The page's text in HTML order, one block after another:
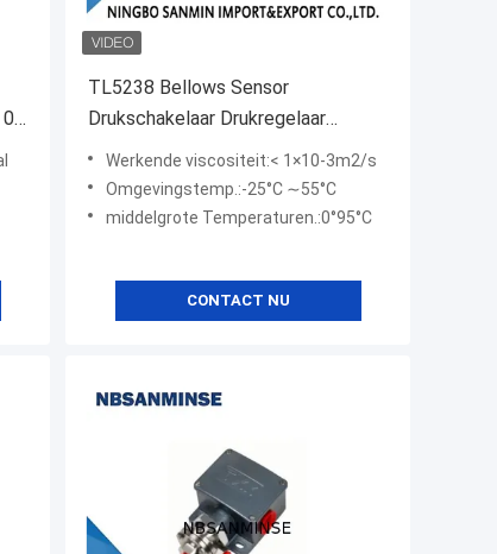
-
TL5238 Bellows Sensor
Drukschakelaar Drukregelaar
Verstelbaar
Werkende viscositeit:< 1×10-3m2/s
Omgevingstemp.:-25°C ∼55°C
middelgrote Temperaturen.:0°95°C
CONTACT NU